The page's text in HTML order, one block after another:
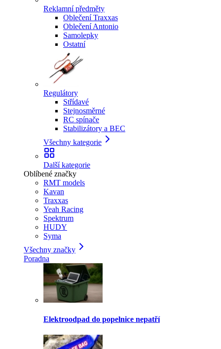
Reklamní předměty
Oblečení Traxxas
Oblečení Antonio
Samolepky
Ostatní
Regulátory
Střídavé
Stejnosměrné
RC spínače
Stabilizátory a BEC
Všechny kategorie
Další kategorie
Oblíbené značky
RMT models
Kavan
Traxxas
Yeah Racing
Spektrum
HUDY
Syma
Všechny značky
Poradna
Elektroodpad do popelnice nepatří